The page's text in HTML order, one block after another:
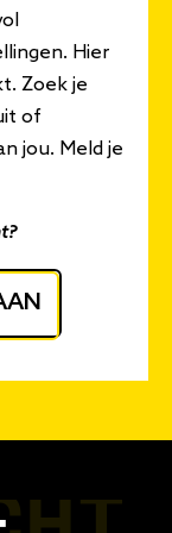
Hier
Zoek je
of
jou. Meld je